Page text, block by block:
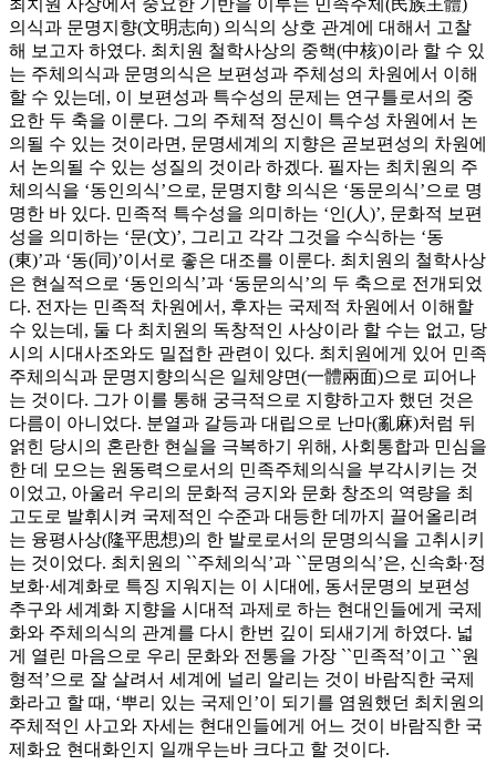
최치원 사상에서 중요한 기반을 이루는 민족주체(民族主體)
의식과 문명지향(文明志向) 의식의 상호 관계에 대해서 고찰
해 보고자 하였다. 최치원 철학사상의 중핵(中核)이라 할 수 있
는 주체의식과 문명의식은 보편성과 주체성의 차원에서 이해
할 수 있는데, 이 보편성과 특수성의 문제는 연구틀로서의 중
요한 두 축을 이룬다. 그의 주체적 정신이 특수성 차원에서 논
의될 수 있는 것이라면, 문명세계의 지향은 곧보편성의 차원에
서 논의될 수 있는 성질의 것이라 하겠다. 필자는 최치원의 주
체의식을 ‘동인의식’으로, 문명지향 의식은 ‘동문의식’으로 명
명한 바 있다. 민족적 특수성을 의미하는 ‘인(人)’, 문화적 보편
성을 의미하는 ‘문(文)’, 그리고 각각 그것을 수식하는 ‘동
(東)’과 ‘동(同)’이서로 좋은 대조를 이룬다. 최치원의 철학사상
은 현실적으로 ‘동인의식’과 ‘동문의식’의 두 축으로 전개되었
다. 전자는 민족적 차원에서, 후자는 국제적 차원에서 이해할
수 있는데, 둘 다 최치원의 독창적인 사상이라 할 수는 없고, 당
시의 시대사조와도 밀접한 관련이 있다. 최치원에게 있어 민족
주체의식과 문명지향의식은 일체양면(一體兩面)으로 피어나
는 것이다. 그가 이를 통해 궁극적으로 지향하고자 했던 것은
다름이 아니었다. 분열과 갈등과 대립으로 난마(亂麻)처럼 뒤
얽힌 당시의 혼란한 현실을 극복하기 위해, 사회통합과 민심을
한 데 모으는 원동력으로서의 민족주체의식을 부각시키는 것
이었고, 아울러 우리의 문화적 긍지와 문화 창조의 역량을 최
고도로 발휘시켜 국제적인 수준과 대등한 데까지 끌어올리려
는 융평사상(隆平思想)의 한 발로로서의 문명의식을 고취시키
는 것이었다. 최치원의 ``주체의식’과 ``문명의식’은, 신속화·정
보화·세계화로 특징 지워지는 이 시대에, 동서문명의 보편성
추구와 세계화 지향을 시대적 과제로 하는 현대인들에게 국제
화와 주체의식의 관계를 다시 한번 깊이 되새기게 하였다. 넓
게 열린 마음으로 우리 문화와 전통을 가장 ``민족적’이고 ``원
형적’으로 잘 살려서 세계에 널리 알리는 것이 바람직한 국제
화라고 할 때, ‘뿌리 있는 국제인’이 되기를 염원했던 최치원의
주체적인 사고와 자세는 현대인들에게 어느 것이 바람직한 국
제화요 현대화인지 일깨우는바 크다고 할 것이다.